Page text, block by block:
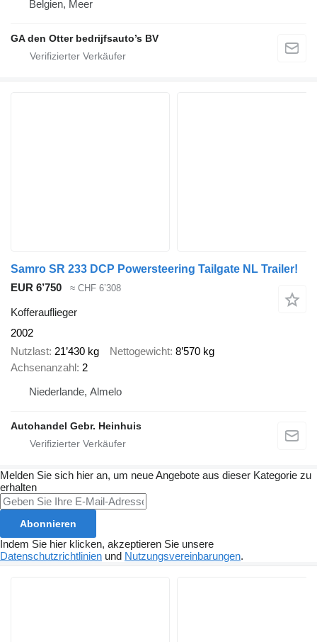
Belgien, Meer
GA den Otter bedrijfsauto’s BV
Samro SR 233 DCP Powersteering Tailgate NL Trailer!
EUR 6’750
≈ CHF 6’308
Kofferauflieger
2002
Nutzlast 21’430 kg Nettogewicht 8’570 kg
Achsenanzahl 2
Niederlande, Almelo
Autohandel Gebr. Heinhuis
Melden Sie sich hier an, um neue Angebote aus dieser Kategorie zu
erhalten
Abonnieren
Indem Sie hier klicken, akzeptieren Sie unsere
Datenschutzrichtlinien und Nutzungsvereinbarungen.